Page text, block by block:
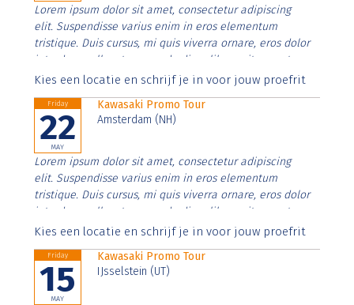
Lorem ipsum dolor sit amet, consectetur adipiscing
elit. Suspendisse varius enim in eros elementum
tristique. Duis cursus, mi quis viverra ornare, eros dolor
interdum nulla, ut commodo diam libero vitae erat.
Aenean faucibus nibh et justo cursus id rutrum lorem
Kies een locatie en schrijf je in voor jouw proefrit
Friday
22
MAY
Kawasaki Promo Tour
Amsterdam (NH)
Lorem ipsum dolor sit amet, consectetur adipiscing
elit. Suspendisse varius enim in eros elementum
tristique. Duis cursus, mi quis viverra ornare, eros dolor
interdum nulla, ut commodo diam libero vitae erat.
Aenean faucibus nibh et justo cursus id rutrum lorem
Kies een locatie en schrijf je in voor jouw proefrit
Friday
15
MAY
Kawasaki Promo Tour
IJsselstein (UT)